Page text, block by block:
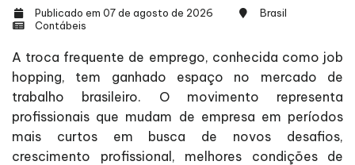
Publicado em 07 de agosto de 2026
Brasil
Contábeis
A troca frequente de emprego, conhecida como job
hopping, tem ganhado espaço no mercado de
trabalho brasileiro. O movimento representa
profissionais que mudam de empresa em períodos
mais curtos em busca de novos desafios,
crescimento profissional, melhores condições de